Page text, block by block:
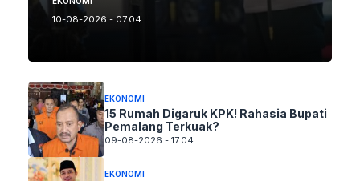
10-08-2026 - 07.04
EKONOMI
15 Rumah Digaruk KPK! Rahasia Bupati
Pemalang Terkuak?
09-08-2026 - 17.04
EKONOMI